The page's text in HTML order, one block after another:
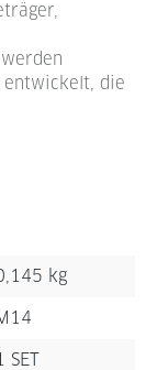
die
kg
SET